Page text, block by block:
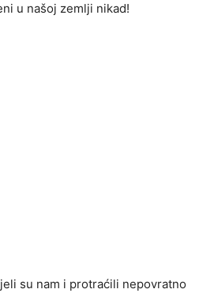
u našoj zemlji nikad!
su nam i protraćili nepovratno